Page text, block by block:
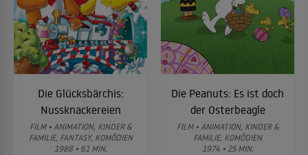
Die Glücksbärchis:
Nussknackereien
FILM • ANIMATION, KINDER &
FAMILIE, FANTASY, KOMÖDIEN
1988 • 61 MIN.
Die Peanuts: Es ist doch
der Osterbeagle
FILM • ANIMATION, KINDER &
FAMILIE, KOMÖDIEN
1974 • 25 MIN.